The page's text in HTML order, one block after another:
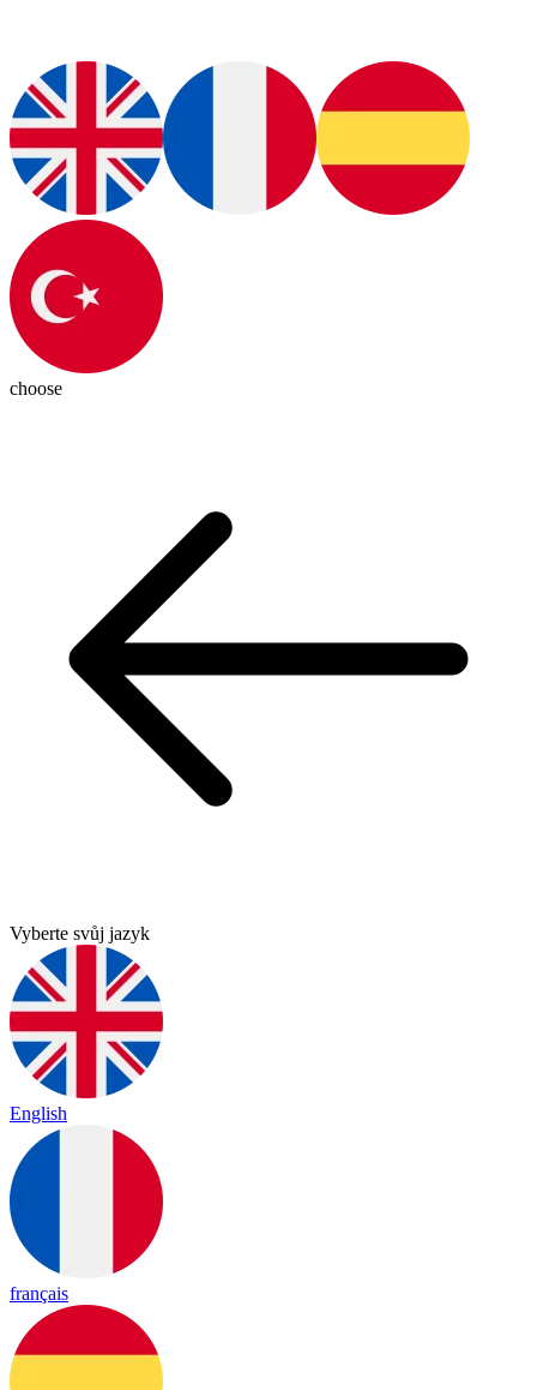
choose
Vyberte svůj jazyk
English
français